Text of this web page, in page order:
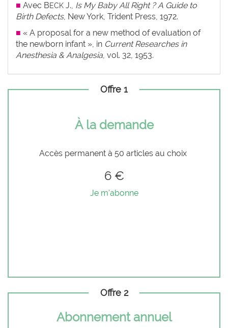
■ Avec BECK J., Is My Baby All Right ? A Guide to
Birth Defects, New York, Trident Press, 1972.
■ « A proposal for a new method of evaluation of
the newborn infant », in Current Researches in
Anesthesia & Analgesia, vol. 32, 1953.
Offre 1
À la demande
Accès permanent à 50 articles au choix
6 €
Je m'abonne
Offre 2
Abonnement annuel